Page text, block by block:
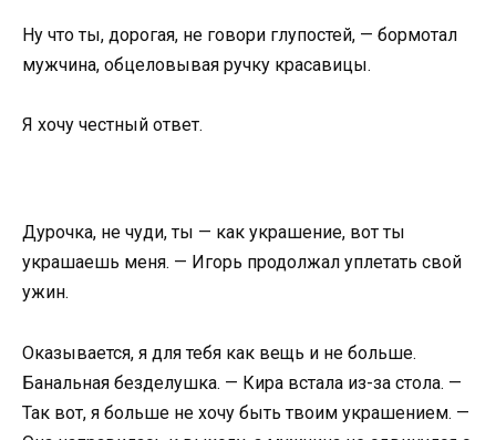
Ну что ты, дорогая, не говори глупостей, — бормотал
мужчина, обцеловывая ручку красавицы.
Я хочу честный ответ.
Дурочка, не чуди, ты — как украшение, вот ты
украшаешь меня. — Игорь продолжал уплетать свой
ужин.
Оказывается, я для тебя как вещь и не больше.
Банальная безделушка. — Кира встала из-за стола. —
Так вот, я больше не хочу быть твоим украшением. —